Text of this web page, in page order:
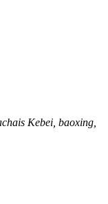
Kebei, baoxing,